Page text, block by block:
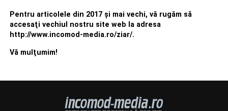
Pentru articolele din 2017 şi mai vechi, vă rugăm să
accesaţi vechiul nostru site web la adresa
http://www.incomod-media.ro/ziar/.
Vă mulţumim!